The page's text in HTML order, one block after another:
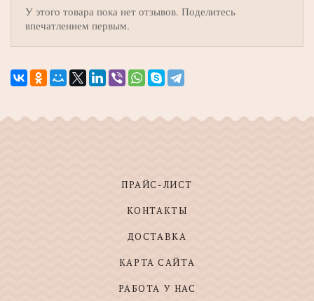
У этого товара пока нет отзывов. Поделитесь
впечатлением первым.
ПРАЙС-ЛИСТ
КОНТАКТЫ
ДОСТАВКА
КАРТА САЙТА
РАБОТА У НАС